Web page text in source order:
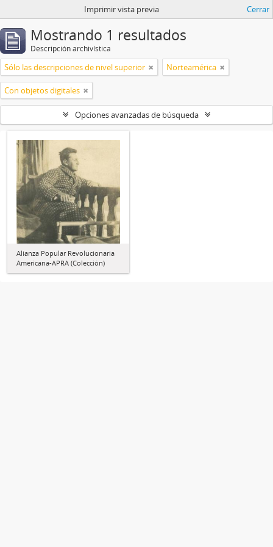
Imprimir vista previa Cerrar
Mostrando 1 resultados
Descripción archivística
Sólo las descripciones de nivel superior Norteamérica
Con objetos digitales
Opciones avanzadas de búsqueda
Alianza Popular Revolucionaria
Americana-APRA (Colección)